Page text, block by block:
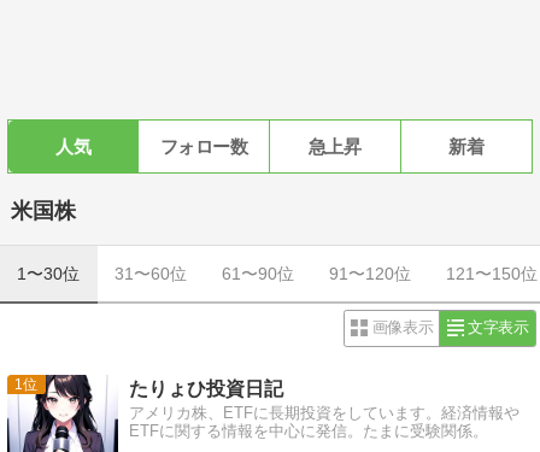
人気 フォロー数 急上昇 新着
米国株
1〜30位 31〜60位 61〜90位 91〜120位 121〜150位
画像表示 文字表示
1 たりょひ投資日記
アメリカ株、ETFに長期投資をしています。経済情報や
ETFに関する情報を中心に発信。たまに受験関係。